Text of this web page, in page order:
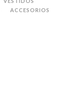
ACCESORIOS